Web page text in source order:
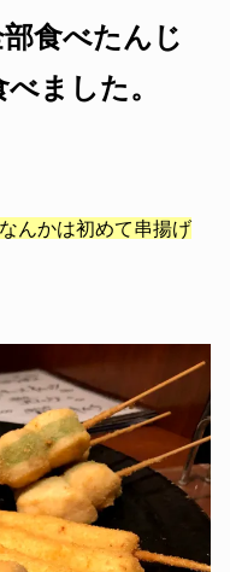
食べたんじ
ました。
んかは初めて串揚げ